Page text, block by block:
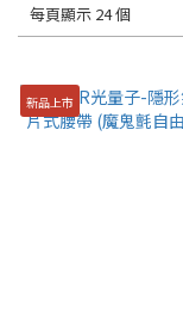
每頁顯示 24 個
新品上市